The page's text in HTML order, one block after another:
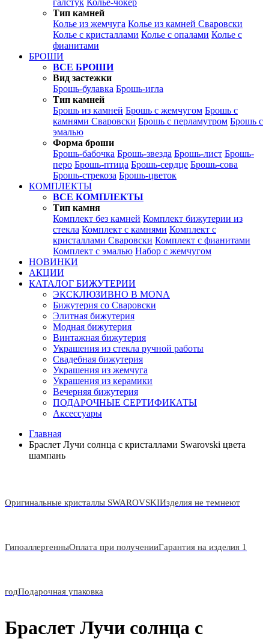
галстук Колье-чокер
Тип камней
Колье из жемчуга Колье из камней Сваровски
Колье с кристаллами Колье с опалами Колье с
фианитами
БРОШИ
ВСЕ БРОШИ
Вид застежки
Брошь-булавка Брошь-игла
Тип камней
Брошь из камней Брошь с жемчугом Брошь с
камнями Сваровски Брошь с перламутром Брошь с
эмалью
Форма броши
Брошь-бабочка Брошь-звезда Брошь-лист Брошь-
перо Брошь-птица Брошь-сердце Брошь-сова
Брошь-стрекоза Брошь-цветок
КОМПЛЕКТЫ
ВСЕ КОМПЛЕКТЫ
Тип камня
Комплект без камней Комплект бижутерии из
стекла Комплект с камнями Комплект с
кристаллами Сваровски Комплект с фианитами
Комплект с эмалью Набор с жемчугом
НОВИНКИ
АКЦИИ
КАТАЛОГ БИЖУТЕРИИ
ЭКСКЛЮЗИВНО В MONA
Бижутерия со Сваровски
Элитная бижутерия
Модная бижутерия
Винтажная бижутерия
Украшения из стекла ручной работы
Свадебная бижутерия
Украшения из жемчуга
Украшения из керамики
Вечерняя бижутерия
ПОДАРОЧНЫЕ СЕРТИФИКАТЫ
Аксессуары
Главная
Браслет Лучи солнца с кристаллами Swarovski цвета
шампань
Оригинальные кристаллы SWAROVSKIИзделия не темнеют
ГипоаллергенныОплата при полученииГарантия на изделия 1
годПодарочная упаковка
Браслет Лучи солнца с